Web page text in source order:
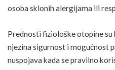
osoba sklonih alergijama ili
Prednosti fiziološke otopine su
njezina sigurnost i mogućnost
nuspojava kada se pravilno